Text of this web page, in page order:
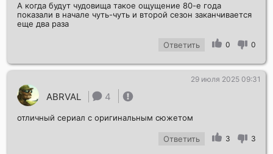
А когда будут чудовища такое ощущение 80-е года
показали в начале чуть-чуть и второй сезон заканчивается
еще два раза
Ответить 0 0
ABRVAL 4
29 июля 2025 09:31
отличный сериал с оригинальным сюжетом
Ответить 3 3